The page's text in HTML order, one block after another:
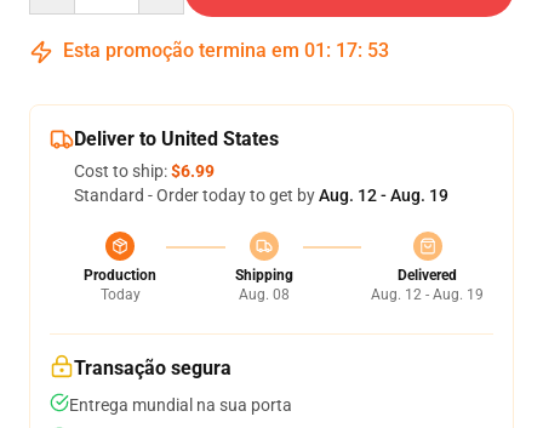
Esta promoção termina em 01 : 17: 52
Deliver to United States
Cost to ship:$6.99
Standard - Order today to get byAug. 12 - Aug. 19
Production
Today
Shipping
Aug. 08
Delivered
Aug. 12 - Aug. 19
Transação segura
Entrega mundial na sua porta